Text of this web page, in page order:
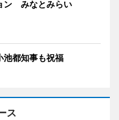
ン みなとみらい
都知事も祝福
ス